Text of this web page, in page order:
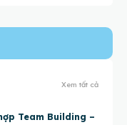
Xem tất cả
Team Building –